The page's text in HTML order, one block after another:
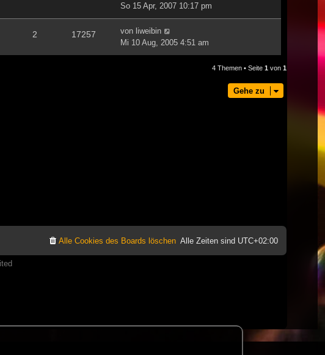
So 15 Apr, 2007 10:17 pm
2 17257 von liweibin
Mi 10 Aug, 2005 4:51 am
4 Themen • Seite 1 von 1
Gehe zu
Alle Zeiten sind UTC+02:00
Alle Cookies des Boards löschen